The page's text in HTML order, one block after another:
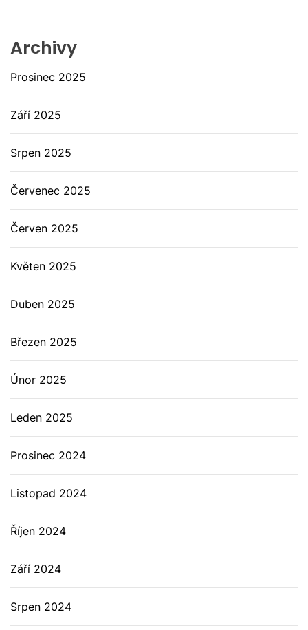
Archivy
Prosinec 2025
Září 2025
Srpen 2025
Červenec 2025
Červen 2025
Květen 2025
Duben 2025
Březen 2025
Únor 2025
Leden 2025
Prosinec 2024
Listopad 2024
Říjen 2024
Září 2024
Srpen 2024